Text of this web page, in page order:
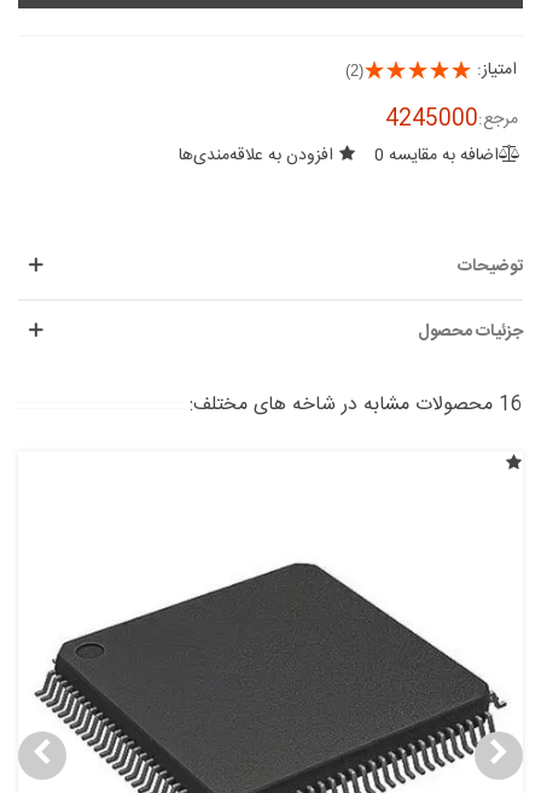
امتیاز: (2)
مرجع:4245000
اضافه به مقایسه 0 افزودن به علاقه‌مندی‌ها
توضیحات
جزئیات محصول
16 محصولات مشابه در شاخه های مختلف: